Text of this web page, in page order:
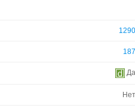
1290
187
Да
Нет